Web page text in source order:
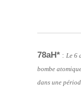
78aH* : Le 6
bombe
dans une